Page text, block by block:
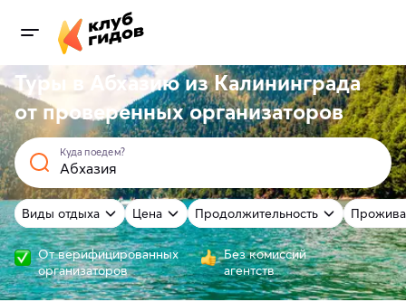
Туры в Абхазию из Калининграда
от проверенныхорганизаторов
Куда поедем?
Виды отдыха Цена Продолжительность
От верифицированных
организаторов
Без комиссий
агентств